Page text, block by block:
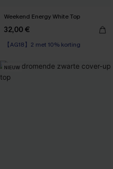
Weekend Energy White Top
32,00 €
【AG18】2 met 10% korting
NIEUW